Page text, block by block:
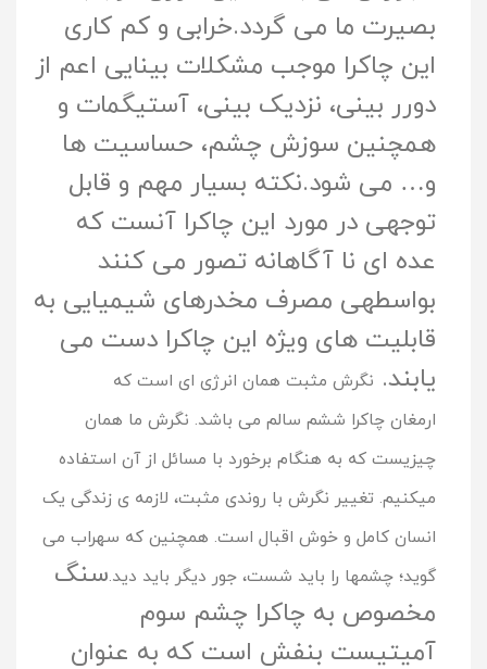
بصیرت ما می گردد.خرابی و کم کاری
این چاکرا موجب مشکلات بینایی اعم از
دورر بینی، نزدیک بینی، آستیگمات و
همچنین سوزش چشم، حساسیت ها
و… می شود.نکته بسیار مهم و قابل
توجهی در مورد این چاکرا آنست که
عده ای نا آگاهانه تصور می کنند
بواسطهی مصرف مخدرهای شیمیایی به
قابلیت های ویژه این چاکرا دست می
یابند. نگرش مثبت همان انرژی ای است که
ارمغان چاکرا ششم سالم می باشد. نگرش ما همان
چیزیست که به هنگام برخورد با مسائل از آن استفاده
میکنیم. تغییر نگرش با روندی مثبت، لازمه ی زندگی یک
انسان کامل و خوش اقبال است. همچنین که سهراب می
گوید؛ چشمها را باید شست، جور دیگر باید دید.سنگ
مخصوص به چاکرا چشم سوم
آمیتیست بنفش است که به عنوان